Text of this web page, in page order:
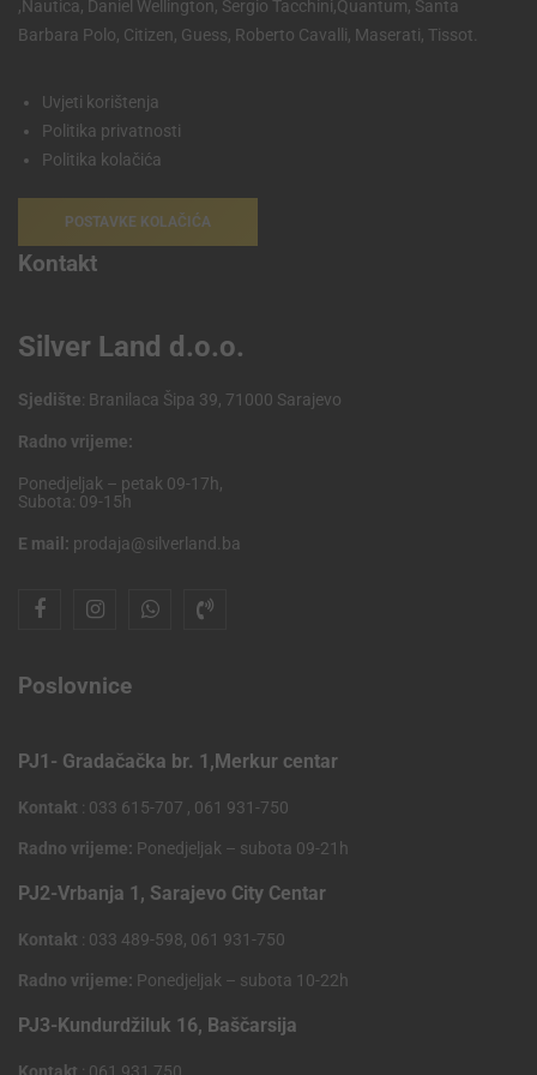
,Nautica, Daniel Wellington, Sergio Tacchini,Quantum, Santa
Barbara Polo, Citizen, Guess, Roberto Cavalli, Maserati, Tissot.
Uvjeti korištenja
Politika privatnosti
Politika kolačića
POSTAVKE KOLAČIĆA
Kontakt
Silver Land d.o.o.
Sjedište: Branilaca Šipa 39, 71000 Sarajevo
Radno vrijeme:
Ponedjeljak – petak 09-17h,
Subota: 09-15h
E mail: prodaja@silverland.ba
Poslovnice
PJ1- Gradačačka br. 1,Merkur centar
Kontakt : 033 615-707 , 061 931-750
Radno vrijeme: Ponedjeljak – subota 09-21h
PJ2-Vrbanja 1, Sarajevo City Centar
Kontakt : 033 489-598, 061 931-750
Radno vrijeme: Ponedjeljak – subota 10-22h
PJ3-Kundurdžiluk 16, Baščarsija